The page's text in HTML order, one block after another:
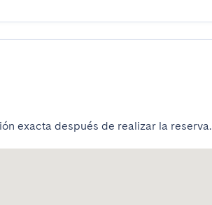
exacta después de realizar la reserva.